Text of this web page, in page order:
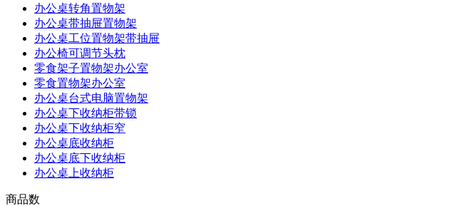
办公桌转角置物架
办公桌带抽屉置物架
办公桌工位置物架带抽屉
办公椅可调节头枕
零食架子置物架办公室
零食置物架办公室
办公桌台式电脑置物架
办公桌下收纳柜带锁
办公桌下收纳柜窄
办公桌底收纳柜
办公桌底下收纳柜
办公桌上收纳柜
商品数